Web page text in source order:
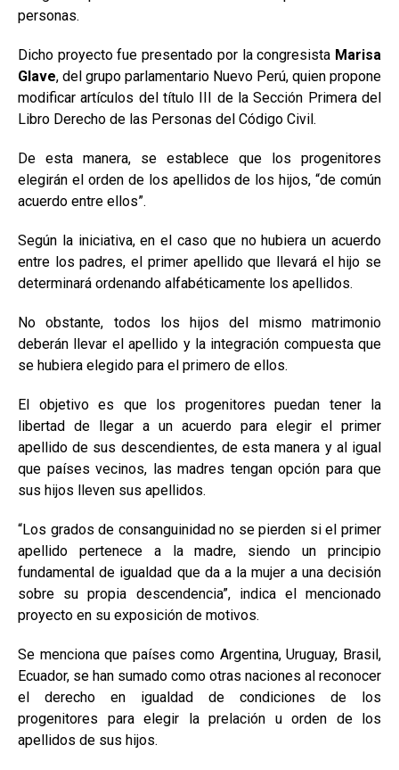
personas.
Dicho proyecto fue presentado por la congresista Marisa
Glave, del grupo parlamentario Nuevo Perú, quien propone
modificar artículos del título III de la Sección Primera del
Libro Derecho de las Personas del Código Civil.
De esta manera, se establece que los progenitores
elegirán el orden de los apellidos de los hijos, “de común
acuerdo entre ellos”.
Según la iniciativa, en el caso que no hubiera un acuerdo
entre los padres, el primer apellido que llevará el hijo se
determinará ordenando alfabéticamente los apellidos.
No obstante, todos los hijos del mismo matrimonio
deberán llevar el apellido y la integración compuesta que
se hubiera elegido para el primero de ellos.
El objetivo es que los progenitores puedan tener la
libertad de llegar a un acuerdo para elegir el primer
apellido de sus descendientes, de esta manera y al igual
que países vecinos, las madres tengan opción para que
sus hijos lleven sus apellidos.
“Los grados de consanguinidad no se pierden si el primer
apellido pertenece a la madre, siendo un principio
fundamental de igualdad que da a la mujer a una decisión
sobre su propia descendencia”, indica el mencionado
proyecto en su exposición de motivos.
Se menciona que países como Argentina, Uruguay, Brasil,
Ecuador, se han sumado como otras naciones al reconocer
el derecho en igualdad de condiciones de los
progenitores para elegir la prelación u orden de los
apellidos de sus hijos.